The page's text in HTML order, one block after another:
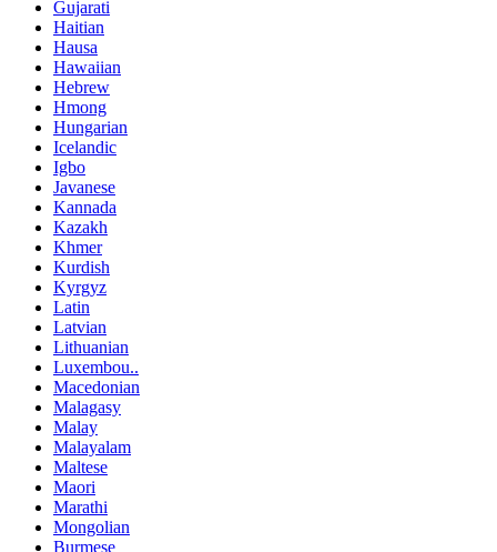
Gujarati
Haitian
Hausa
Hawaiian
Hebrew
Hmong
Hungarian
Icelandic
Igbo
Javanese
Kannada
Kazakh
Khmer
Kurdish
Kyrgyz
Latin
Latvian
Lithuanian
Luxembou..
Macedonian
Malagasy
Malay
Malayalam
Maltese
Maori
Marathi
Mongolian
Burmese